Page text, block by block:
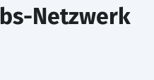
Netzwerk